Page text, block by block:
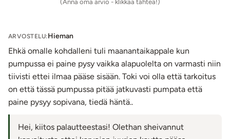
mittarista alipaineen määrää. Kun olet saavuttanut
haluamasi lopputuloksen, vapauta alipaine pumppukahvan
venttiiliä painamalla.
Turvallisinta on, että pumppaat 10 minuutin periodeissa,
jonka jälkeen vapautat alipaineen ja annat veren virrata
vapaasti hetken ajan. Tämän jälkeen voit pumpata
uudestaan.
Käyttövinkki:
(Anna oma arvio - klikkaa tähteä!)
ARVOSTELU:Hieman
Ehkä omalle kohdalleni tuli maanantaikappale kun
pumpussa ei paine pysy vaikka alapuolelta on varmasti niin
tiivisti ettei ilmaa pääse sisään. Toki voi olla että tarkoitus
on että tässä pumpussa pitää jatkuvasti pumpata että
paine pysyy sopivana, tiedä häntä..
Hei, kiitos palautteestasi! Olethan sheivannut